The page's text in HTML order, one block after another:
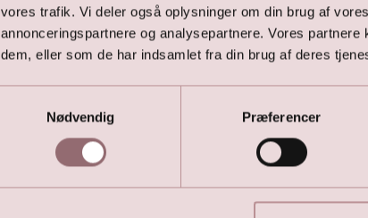
vores trafik. Vi deler også oplysninger om din brug af
annonceringspartnere og analysepartnere. Vores
dem, eller som de har indsamlet fra din brug af deres
Nødvendig
Præferencer
11.500,00 DKK
14.999,00 DKK
Her er